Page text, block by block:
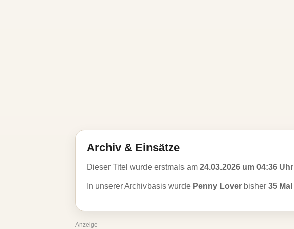
Archiv & Einsätze
Dieser Titel wurde erstmals am 24.03.2026 um 04:36 Uhr
In unserer Archivbasis wurde Penny Lover bisher 35 Mal
Anzeige